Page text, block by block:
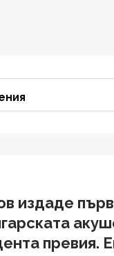
издаде
превия.